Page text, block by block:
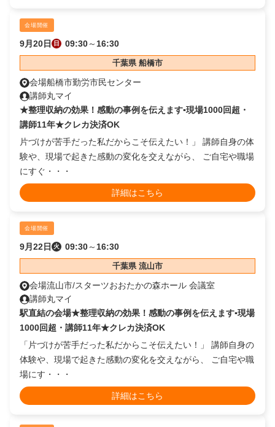
会場開催
9月20日 日 09:30～ 16:30
千葉県 船橋市
会場船橋市勤労市民センター
講師丸マイ
★整理収納の効果！感動の事例を伝えます▪️現場1000回超・
講師11年★クレカ決済OK
片づけが苦手だった私だからこそ伝えたい！」 講師自身の体
験や、現場で起きた感動の変化を交えながら、 ご自宅や職場
にすぐ・・・
詳細はこちら
会場開催
9月22日 火 09:30～ 16:30
千葉県 流山市
会場流山市/スターツおおたかの森ホール 会議室
講師丸マイ
駅直結の会場★整理収納の効果！感動の事例を伝えます▪️現場
1000回超・講師11年★クレカ決済OK
「片づけが苦手だった私だからこそ伝えたい！」 講師自身の
体験や、現場で起きた感動の変化を交えながら、 ご自宅や職
場にす・・・
詳細はこちら